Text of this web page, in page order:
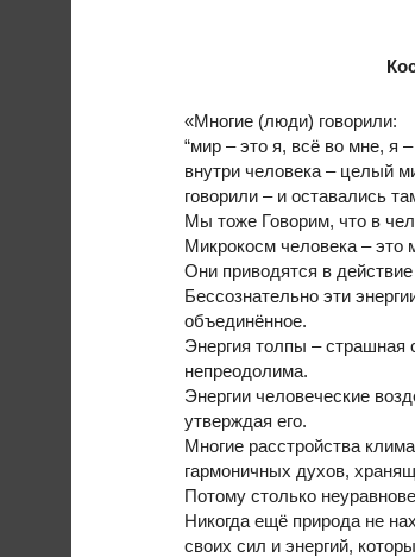
«Многие (люди) говорили:
“мир – это я, всё во мне, я
внутри человека – целый
говорили – и оставались
Мы тоже Говорим, что в
Микрокосм человека – это
Они приводятся в
Бессознательно эти
объединённое.
Энергия толпы – страшная
непреодолима.
Энергии человеческие
утверждая его.
Многие расстройства
гармоничных духов,
Потому столько
Никогда ещё природа не
своих сил и энергий,